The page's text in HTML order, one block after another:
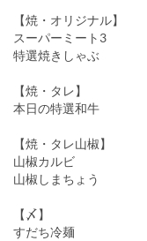
【焼・オリジナル】
スーパーミート3
特選焼きしゃぶ
【焼・タレ】
本日の特選和牛
【焼・タレ山椒】
山椒カルビ
山椒しまちょう
【〆】
すだち冷麺